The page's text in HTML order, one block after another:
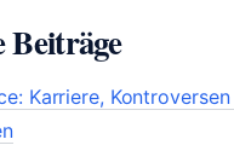
Beiträge
Karriere,